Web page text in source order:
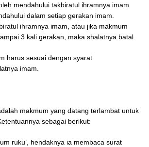
mendahului takbiratul ihramnya imam
dalam setiap gerakan imam.
ihramnya imam, atau jika makmum
3 kali gerakan, maka shalatnya batal.
harus sesuai dengan syarat
imam.
makmum yang datang terlambat untuk
sebagai berikut:
ruku’, hendaknya ia membaca surat